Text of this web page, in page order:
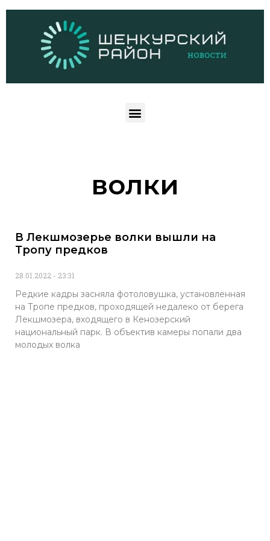
волки
В Лекшмозерье волки вышли на
Тропу предков
28.01.2022 23:31
Редкие кадры засняла фотоловушка, установленная
на Тропе предков, проходящей недалеко от берега
Лекшмозера, входящего в Кенозерский
национальный парк. В объектив камеры попали два
молодых волка